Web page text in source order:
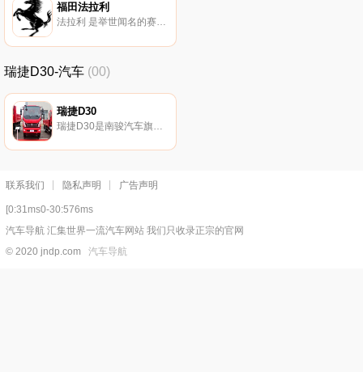
福田法拉利
法拉利 是举世闻名的赛车和运动跑车的生产厂家，总部位于意大利马拉内罗（Maranello）。
瑞捷D30-汽车 (00)
瑞捷D30
瑞捷D30是南骏汽车旗下轻型卡车。
联系我们 隐私声明 广告声明
[0:31ms0-30:576ms
汽车导航 汇集世界一流汽车网站 我们只收录正宗的官网
© 2020 jndp.com 汽车导航